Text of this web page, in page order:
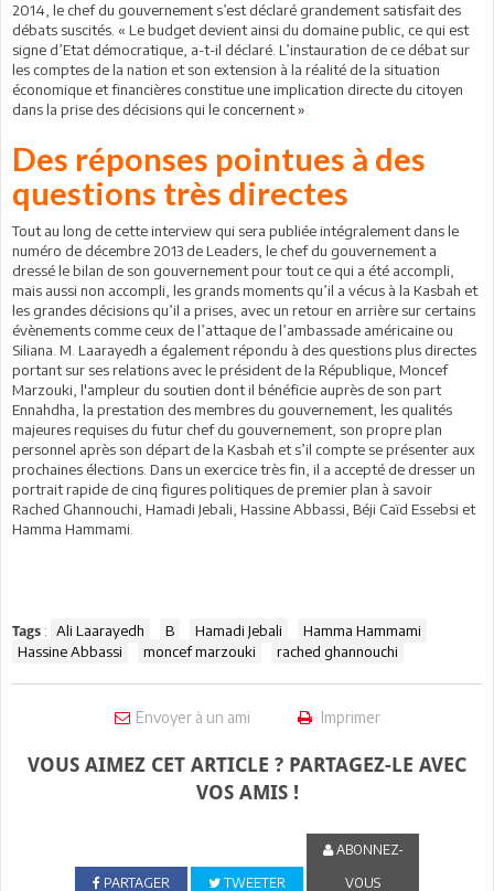
2014, le chef du gouvernement s’est déclaré grandement satisfait des
débats suscités. « Le budget devient ainsi du domaine public, ce qui est
signe d’Etat démocratique, a-t-il déclaré. L’instauration de ce débat sur
les comptes de la nation et son extension à la réalité de la situation
économique et financières constitue une implication directe du citoyen
dans la prise des décisions qui le concernent »
Des réponses pointues à des
questions très directes
Tout au long de cette interview qui sera publiée intégralement dans le
numéro de décembre 2013 de Leaders, le chef du gouvernement a
dressé le bilan de son gouvernement pour tout ce qui a été accompli,
mais aussi non accompli, les grands moments qu’il a vécus à la Kasbah et
les grandes décisions qu’il a prises, avec un retour en arrière sur certains
évènements comme ceux de l’attaque de l’ambassade américaine ou
Siliana. M. Laarayedh a également répondu à des questions plus directes
portant sur ses relations avec le président de la République, Moncef
Marzouki, l'ampleur du soutien dont il bénéficie auprès de son part
Ennahdha, la prestation des membres du gouvernement, les qualités
majeures requises du futur chef du gouvernement, son propre plan
personnel après son départ de la Kasbah et s’il compte se présenter aux
prochaines élections. Dans un exercice très fin, il a accepté de dresser un
portrait rapide de cinq figures politiques de premier plan à savoir
Rached Ghannouchi, Hamadi Jebali, Hassine Abbassi, Béji Caïd Essebsi et
Hamma Hammami.
Tags : Ali Laarayedh B Hamadi Jebali
Hamma Hammami
Hassine Abbassi
moncef marzouki rached ghannouchi
Envoyer à un ami Imprimer
VOUS AIMEZ CET ARTICLE ? PARTAGEZ-LE AVEC
VOS AMIS !
PARTAGER TWEETER
ABONNEZ-
VOUS